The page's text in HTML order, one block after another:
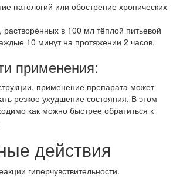
патологий или обострение хронических
растворённых в 100 мл тёплой питьевой
10 минут на протяжении 2 часов.
применения:
применение препарата может
резкое ухудшение состояния. В этом
как можно быстрее обратиться к
действия
гиперчувствительности.